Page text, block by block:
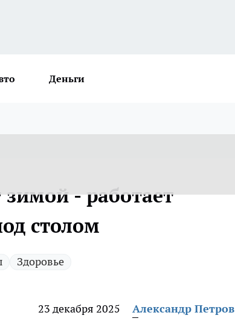
Деньги
- работает
столом
Здоровье
23 декабря 2025
Александр Петров